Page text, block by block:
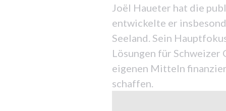
Joël Haueter hat die
entwickelte er
Seeland. Sein
Lösungen für
eigenen Mitteln
schaffen.